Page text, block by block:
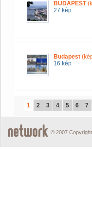
BUDAPEST
27 kép
Budapest
16 kép
1 2 3 4 5 6 7
© 2007